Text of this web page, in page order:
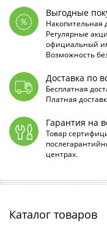
Выгодные
Накопительная
Регулярные
официальный
Возможность
Доставка по
Бесплатная
Платная
Гарантия на
Товар
центрах.
Каталог товаров